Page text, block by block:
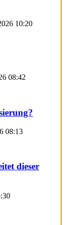
10:20
08:42
08:13
dieser